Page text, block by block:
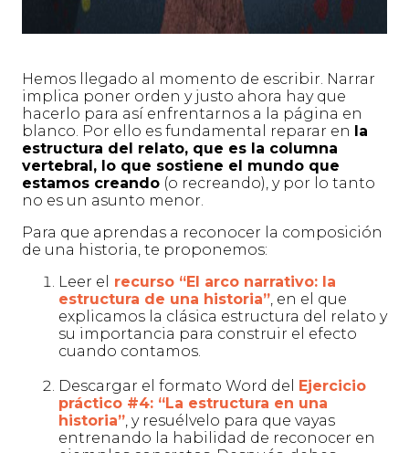
Hemos llegado al momento de escribir. Narrar
implica poner orden y justo ahora hay que
hacerlo para así enfrentarnos a la página en
blanco. Por ello es fundamental reparar en la
estructura del relato, que es la columna
vertebral, lo que sostiene el mundo que
estamos creando (o recreando), y por lo tanto
no es un asunto menor.
Para que aprendas a reconocer la composición
de una historia, te proponemos:
Leer el
recurso “El arco narrativo: la
estructura de una historia”, en el que
explicamos la clásica estructura del relato y
su importancia para construir el efecto
cuando contamos.
Descargar el formato Word del Ejercicio
práctico #4: “La estructura en una
historia”, y resuélvelo para que vayas
entrenando la habilidad de reconocer en